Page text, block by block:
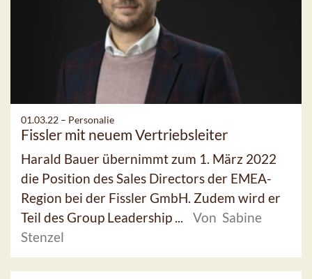
01.03.22 – Personalie
Fissler mit neuem Vertriebsleiter
Harald Bauer übernimmt zum 1. März 2022
die Position des Sales Directors der EMEA-
Region bei der Fissler GmbH. Zudem wird er
Teil des Group Leadership ...
Von Sabine
Stenzel